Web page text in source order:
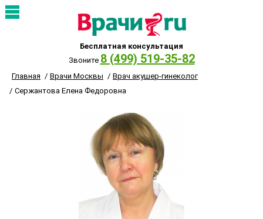
Бесплатная консультация
Звоните 8 (499) 519-35-82
Главная Врачи Москвы
Врач акушер-гинеколог
Сержантова Елена Федоровна